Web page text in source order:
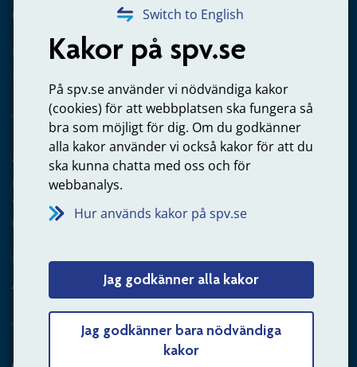
Switch to English
Kakor på spv.se
På spv.se använder vi nödvändiga kakor
(cookies) för att webbplatsen ska fungera så
bra som möjligt för dig. Om du godkänner
alla kakor använder vi också kakor för att du
ska kunna chatta med oss och för
webbanalys.
Hur används kakor på spv.se
Jag godkänner alla kakor
Jag godkänner bara nödvändiga
kakor
020-65 00 65
Kontakta oss
Arbetsgivare
Frågor om administration av tjänstepension från statlig
anställning
060-18 75 03
Kontakta oss
Arbetsgivare – skicka mejl till oss